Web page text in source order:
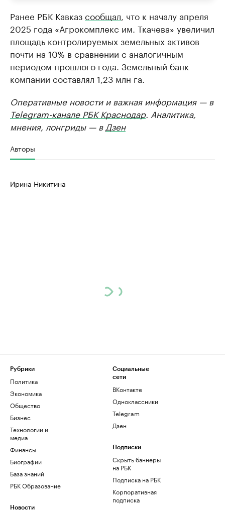
Ранее РБК Кавказсообщал , что к началу апреля
2025 года «Агрокомплекс им. Ткачева» увеличил
площадь контролируемых земельных активов
почти на 10% в сравнении с аналогичным
периодом прошлого года. Земельный банк
компании составлял 1,23 млн га.
Оперативные новости и важная информация — в
Telegram-канале РБК Краснодар. Аналитика,
мнения, лонгриды — в Дзен
Авторы
Ирина Никитина
Рубрики
Политика
Экономика
Общество
Бизнес
Технологии и
медиа
Финансы
Биографии
База знаний
РБК Образование
Новости
Социальные
сети
ВКонтакте
Одноклассники
Telegram
Дзен
Подписки
Скрыть баннеры
на РБК
Подписка на РБК
Корпоративная
подписка